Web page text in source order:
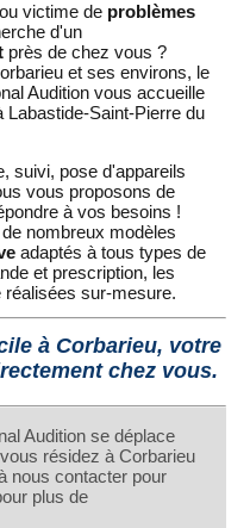
ou victime de problèmes
d'un
près de chez vous ?
et ses environs, le
Audition vous accueille
Labastide-Saint-Pierre du
suivi, pose d'appareils
vous proposons de
à vos besoins !
nombreux modèles
adaptés à tous types de
et prescription, les
réalisées sur-mesure.
à Corbarieu, votre
chez vous.
Audition se déplace
résidez à Corbarieu
nous contacter pour
plus de